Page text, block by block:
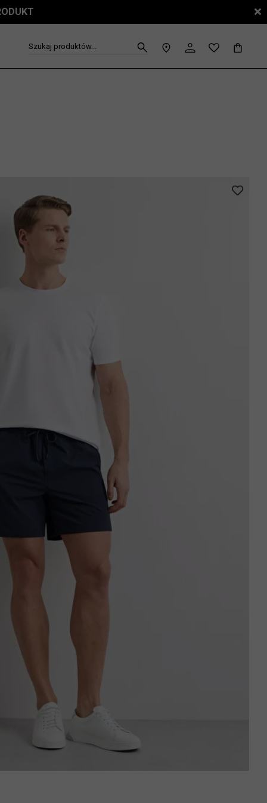
Szukaj produktów...